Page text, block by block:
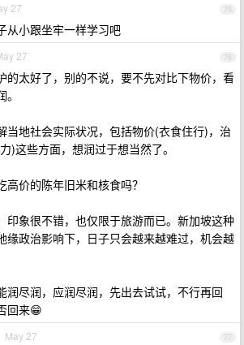
75
27
从小跟坐牢一样学习吧
76
27
的太好了，别的不说，要不先对比下物价，看
当地社会实际状况，包括物价(衣食住行)，治
)这些方面，想润过于想当然了。
高价的陈年旧米和核食吗？
印象很不错，也仅限于旅游而已。新加坡这种
缘政治影响下，日子只会越来越难过，机会越
润尽润，应润尽润，先出去试试，不行再回
回来😁
77
May 27